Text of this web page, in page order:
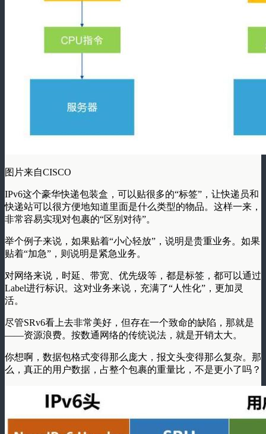
图片来自CISCO
IPv6这个豪华快递包装盒，可以贴很多的“标签”，让快递员和
快递站可以很方便地知道里面是什么类型的物品。这样一来，
非常容易实现对包裹的“区别对待”。
举个例子来说，如果贴着“小心轻放”，说明是贵重业务。如果
贴着“加急”，则说明是紧急业务。
对网络来说，时延、带宽、优先级等，都是标签，都可以通过
Label进行标识。这对业务来说，充满了“人性化”，更加灵
活。
尽管SRv6看上去非常美好，但存在一个致命的缺陷，那就是
——资源浪费。按数通网络的传统说法，就是开销太大。
你想啊，数据包格式变得那么庞大，报文头变得那么复杂。那
么，真正的用户数据，占整个包裹的重量比，不是更小了吗？